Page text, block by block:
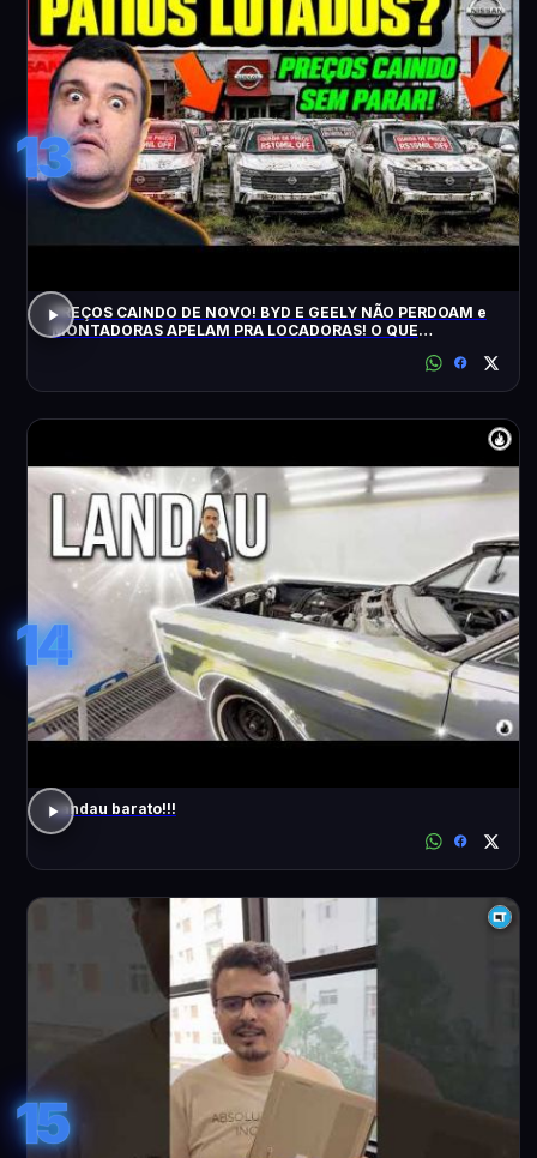
13
PREÇOS CAINDO DE NOVO! BYD E GEELY NÃO PERDOAM e
MONTADORAS APELAM PRA LOCADORAS! O QUE
14
Landau barato!!!
15